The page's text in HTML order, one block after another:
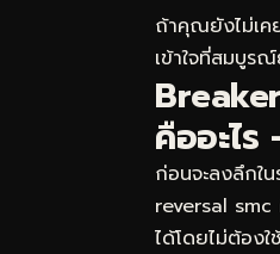
ถ้าคุณยังไม่เค
เข้าใจที่สมบูร
คืออะไ
ก่อนจะลงลึกใ
reversal
ได้โดยไม่ต้อง